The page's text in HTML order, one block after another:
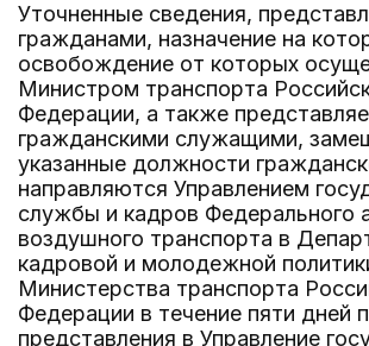
Уточненные сведения,
гражданами, назначение на
освобождение от которых
Министром транспорта
Федерации, а также
гражданскими служащими,
указанные должности
направляются Управлением
службы и кадров Федерального
воздушного транспорта в
кадровой и молодежной
Министерства транспорта
Федерации в течение пяти дней
представления в Управление